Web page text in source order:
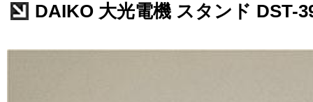
DAIKO 大光電機 スタンド DST-